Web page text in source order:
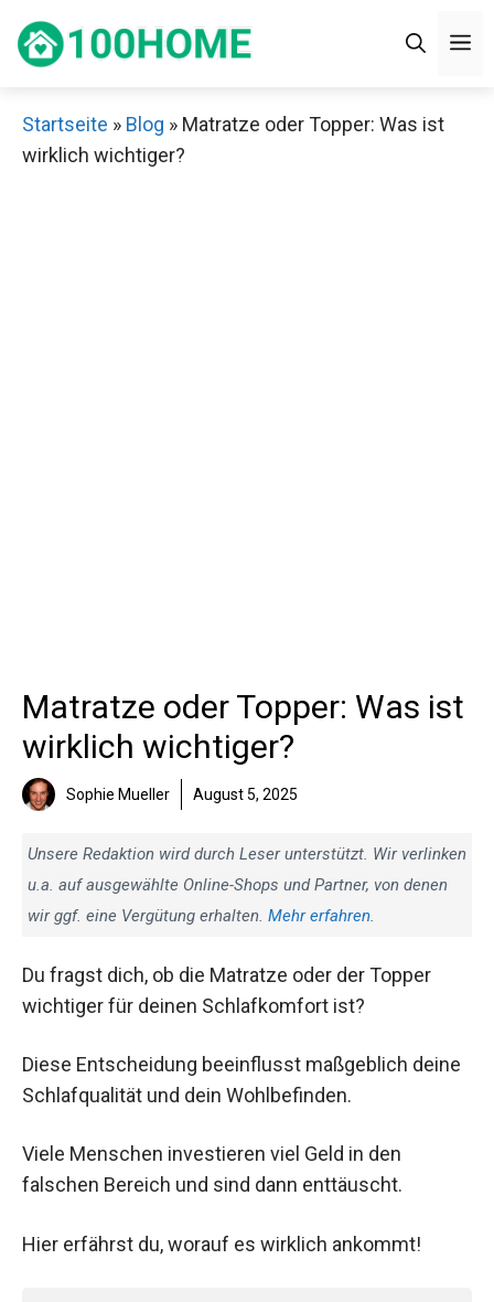
Inhalt
Startseite » Blog » Matratze oder Topper: Was ist
wirklich wichtiger?
Matratze oder Topper: Was ist
wirklich wichtiger?
Sophie Mueller August 5, 2025
Unsere Redaktion wird durch Leser unterstützt. Wir verlinken
u.a. auf ausgewählte Online-Shops und Partner, von denen
wir ggf. eine Vergütung erhalten. Mehr erfahren.
Du fragst dich, ob die Matratze oder der Topper
wichtiger für deinen Schlafkomfort ist?
Diese Entscheidung beeinflusst maßgeblich deine
Schlafqualität und dein Wohlbefinden.
Viele Menschen investieren viel Geld in den
falschen Bereich und sind dann enttäuscht.
Hier erfährst du, worauf es wirklich ankommt!